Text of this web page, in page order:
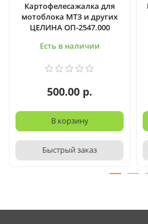
Картофелесажалка для
мотоблока МТЗ и других
ЦЕЛИНА ОП-2547.000
Есть в наличии
500.00 р.
В корзину
Быстрый заказ